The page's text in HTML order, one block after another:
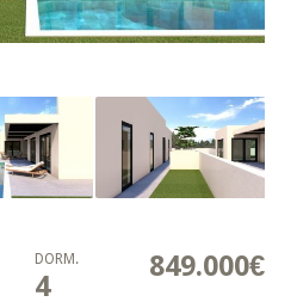
849.000€
DORM.
4